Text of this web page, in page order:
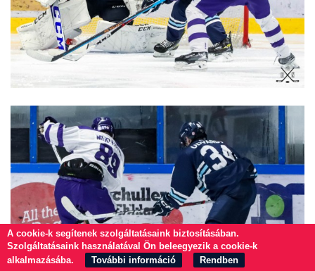
A cookie-k segítenek szolgáltatásaink biztosításában.
Szolgáltatásaink használatával Ön beleegyezik a cookie-k
alkalmazásába.
További információ Rendben